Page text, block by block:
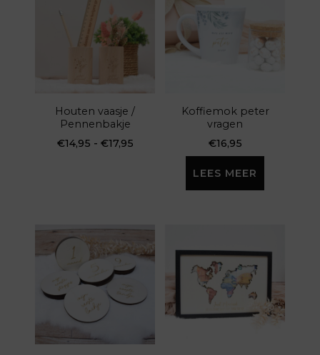
optie
worden
de
productpagina
Houten vaasje /
Pennenbakje
€14,95 - €17,95Prijsklasse:
variaties.
Deze
optie
kan
gekozen
worden
Koffiemok peter
vragen
€16,95
LEES MEER